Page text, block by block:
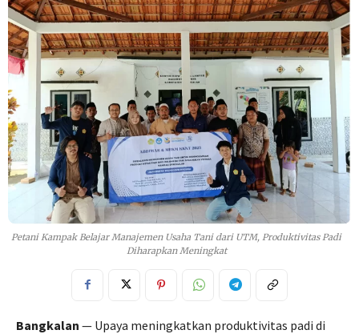
Petani Kampak Belajar Manajemen Usaha Tani dari UTM, Produktivitas Padi
Diharapkan Meningkat
Bangkalan — Upaya meningkatkan produktivitas padi di